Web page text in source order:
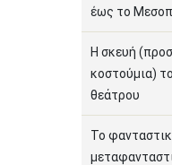
έως το
Η σκευή
κοστούμια)
θεάτρου
Το